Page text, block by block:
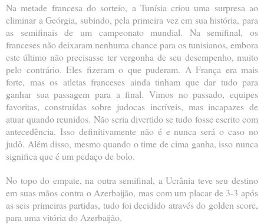
Na metade francesa do sorteio, a Tunísia criou uma surpresa ao
eliminar a Geórgia, subindo, pela primeira vez em sua história, para
as semifinais de um campeonato mundial. Na semifinal, os
franceses não deixaram nenhuma chance para os tunisianos, embora
este último não precisasse ter vergonha de seu desempenho, muito
pelo contrário. Eles fizeram o que puderam. A França era mais
forte, mas os atletas franceses ainda tinham que dar tudo para
ganhar sua passagem para a final. Vimos no passado, equipes
favoritas, construídas sobre judocas incríveis, mas incapazes de
atuar quando reunidos. Não seria divertido se tudo fosse escrito com
antecedência. Isso definitivamente não é e nunca será o caso no
judô. Além disso, mesmo quando o time de cima ganha, isso nunca
significa que é um pedaço de bolo.
No topo do empate, na outra semifinal, a Ucrânia teve seu destino
em suas mãos contra o Azerbaijão, mas com um placar de 3-3 após
as seis primeiras partidas, tudo foi decidido através do golden score,
para uma vitória do Azerbaijão.